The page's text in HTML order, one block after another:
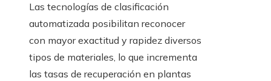
Las tecnologías de clasificación
automatizada posibilitan reconocer
con mayor exactitud y rapidez diversos
tipos de materiales, lo que incrementa
las tasas de recuperación en plantas